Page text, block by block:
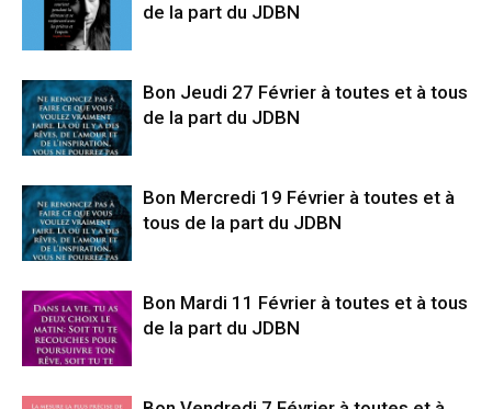
de la part du JDBN
Bon Jeudi 27 Février à toutes et à tous
de la part du JDBN
Bon Mercredi 19 Février à toutes et à
tous de la part du JDBN
Bon Mardi 11 Février à toutes et à tous
de la part du JDBN